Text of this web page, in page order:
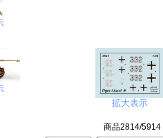
拡大表示
商品2814/5914